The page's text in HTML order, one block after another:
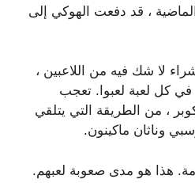
، قد دفعت الهوكي إلى
لا شك فيه من اللاعبين ،
في كل لعبة لعبوا. تعجب
، من الطريقة التي يتلقي
وناثان ماكينون.
هذا هو مدى صعوبة لعبهم.